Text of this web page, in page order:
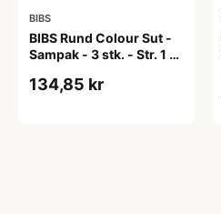
BIBS
BIBS Rund Colour Sut -
Sampak - 3 stk. - Str. 1 -
134,85 kr